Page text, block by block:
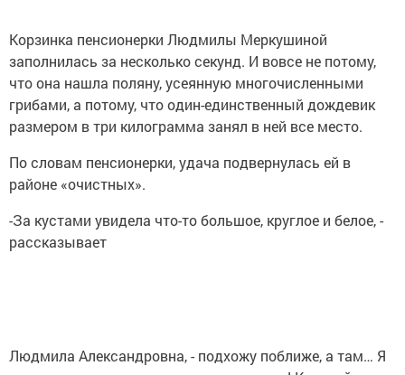
Корзинка пенсионерки Людмилы Меркушиной
заполнилась за несколько секунд. И вовсе не потому,
что она нашла поляну, усеянную многочисленными
грибами, а потому, что один-единственный дождевик
размером в три килограмма занял в ней все место.
По словам пенсионерки, удача подвернулась ей в
районе «очистных».
-За кустами увидела что-то большое, круглое и белое, -
рассказывает
Людмила Александровна, - подхожу поближе, а там… Я